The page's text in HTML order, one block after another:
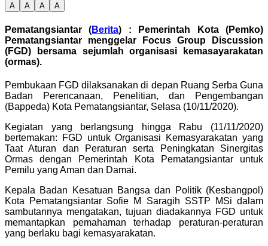
A A A A
Pematangsiantar (Berita) : Pemerintah Kota (Pemko)
Pematangsiantar menggelar Focus Group Discussion
(FGD) bersama sejumlah organisasi kemasayarakatan
(ormas).
Pembukaan FGD dilaksanakan di depan Ruang Serba Guna
Badan Perencanaan, Penelitian, dan Pengembangan
(Bappeda) Kota Pematangsiantar, Selasa (10/11/2020).
Kegiatan yang berlangsung hingga Rabu (11/11/2020)
bertemakan: FGD untuk Organisasi Kemasyarakatan yang
Taat Aturan dan Peraturan serta Peningkatan Sinergitas
Ormas dengan Pemerintah Kota Pematangsiantar untuk
Pemilu yang Aman dan Damai.
Kepala Badan Kesatuan Bangsa dan Politik (Kesbangpol)
Kota Pematangsiantar Sofie M Saragih SSTP MSi dalam
sambutannya mengatakan, tujuan diadakannya FGD untuk
memantapkan pemahaman terhadap peraturan-peraturan
yang berlaku bagi kemasyarakatan.